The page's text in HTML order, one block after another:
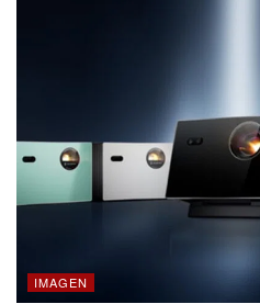
IMAGEN